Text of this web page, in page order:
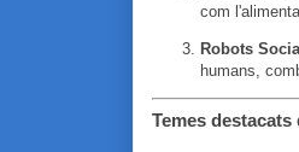
com
Robots
humans,
Temes